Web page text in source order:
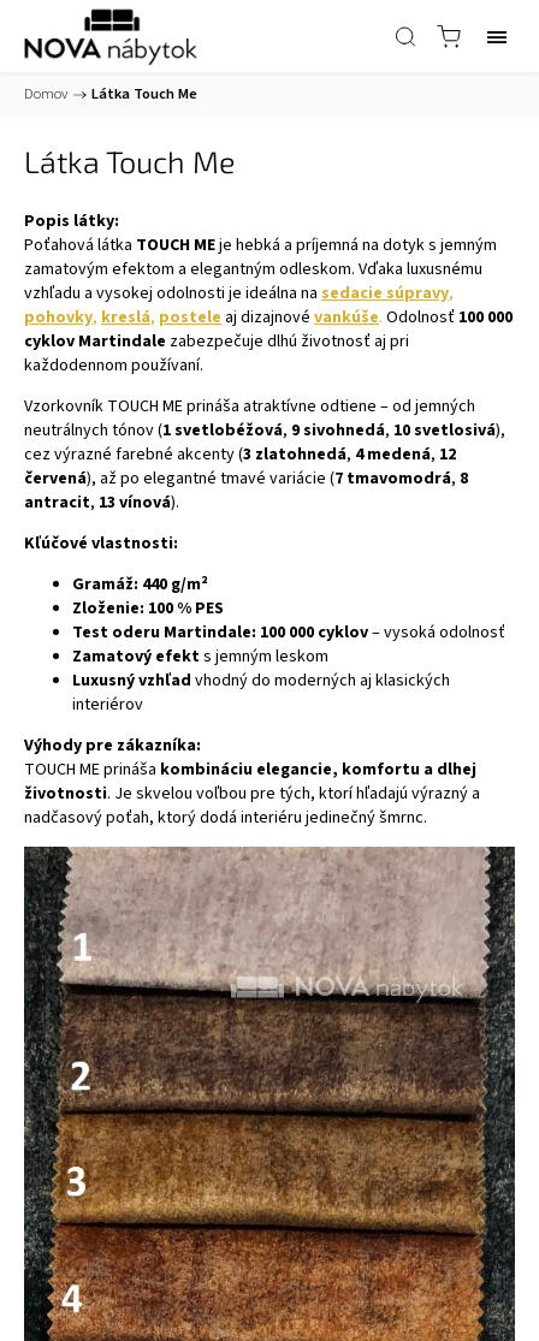
Domov / Látka Touch Me
Látka Touch Me
Popis látky:
Poťahová látka TOUCH MEje hebká a príjemná na dotyk s jemným
zamatovým efektom a elegantným odleskom. Vďaka luxusnému
vzhľadu a vysokej odolnosti je ideálna na sedacie súpravy,
pohovky, kreslá, postele aj dizajnové vankúše. Odolnosť 100 000
cyklov Martindale zabezpečuje dlhú životnosť aj pri
každodennom používaní.
Vzorkovník TOUCH ME prináša atraktívne odtiene – od jemných
neutrálnych tónov (1 svetlobéžová, 9 sivohnedá, 10 svetlosivá),
cez výrazné farebné akcenty (3 zlatohnedá, 4 medená, 12
červená), až po elegantné tmavé variácie (7 tmavomodrá, 8
antracit, 13 vínová).
Kľúčové vlastnosti:
Gramáž: 440 g/m²
Zloženie: 100 % PES
Test oderu Martindale: 100 000 cyklov– vysoká odolnosť
Zamatový efekts jemným leskom
Luxusný vzhľad vhodný do moderných aj klasických
interiérov
Výhody pre zákazníka:
TOUCH ME prináša kombináciu elegancie, komfortu a dlhej
životnosti. Je skvelou voľbou pre tých, ktorí hľadajú výrazný a
nadčasový poťah, ktorý dodá interiéru jedinečný šmrnc.